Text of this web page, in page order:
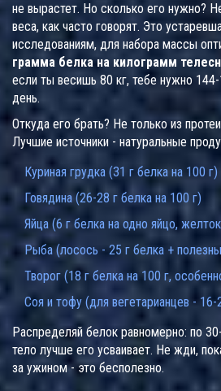
не вырастет. Но сколько его нужно?
веса, как часто говорят. Это
исследованиям, для набора массы
грамма белка на килограмм
если ты весишь 80 кг, тебе нужно
день.
Откуда его брать? Не только из
Лучшие источники - натуральные
Куриная грудка (31 г белка на 100 г)
Говядина (26-28 г белка на 100 г)
Яйца (6 г белка на одно яйцо,
Рыба (лосось - 25 г белка +
Творог (18 г белка на 100 г,
Соя и тофу (для вегетарианцев - 16-
Распределяй белок равномерно: по
тело лучше его усваивает. Не жди,
за ужином - это бесполезно.